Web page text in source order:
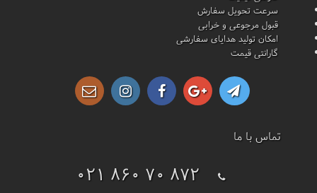
سرعت تحویل سفارش
قبول مرجوعی و خرابی
امکان تولید هدایای سفارشی
گارانتی قیمت
تماس با ما
021 860 70 872